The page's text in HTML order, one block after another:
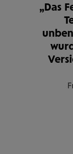
„Das